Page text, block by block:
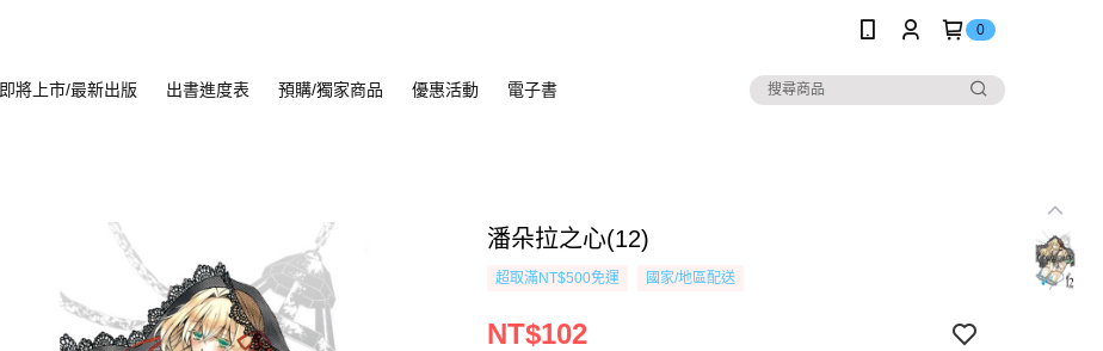
0
即將上市/最新出版 出書進度表 預購/獨家商品 優惠活動 電子書
潘朵拉之心(12)
超取滿NT$500免運 國家/地區配送
NT$102